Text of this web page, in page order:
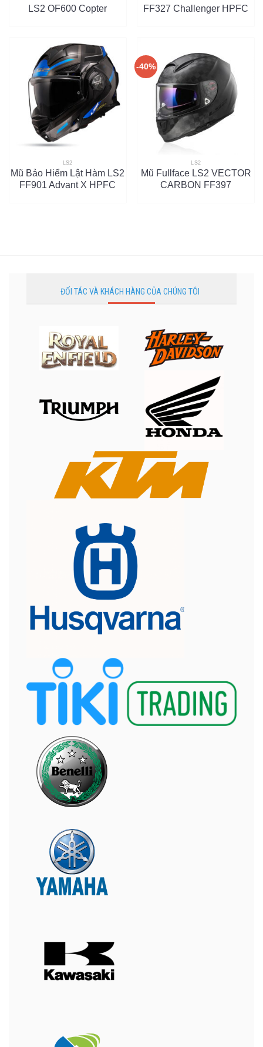
LS2 OF600 Copter
FF327 Challenger HPFC
LS2
Mũ Bảo Hiểm Lật Hàm LS2
FF901 Advant X HPFC
-40%
LS2
Mũ Fullface LS2 VECTOR
CARBON FF397
ĐỐI TÁC VÀ KHÁCH HÀNG CỦA CHÚNG TÔI